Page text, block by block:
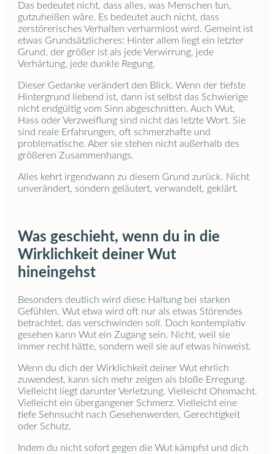
Das bedeutet nicht, dass alles, was Menschen tun,
gutzuheißen wäre. Es bedeutet auch nicht, dass
zerstörerisches Verhalten verharmlost wird. Gemeint ist
etwas Grundsätzlicheres: Hinter allem liegt ein letzter
Grund, der größer ist als jede Verwirrung, jede
Verhärtung, jede dunkle Regung.
Dieser Gedanke verändert den Blick. Wenn der tiefste
Hintergrund liebend ist, dann ist selbst das Schwierige
nicht endgültig vom Sinn abgeschnitten. Auch Wut,
Hass oder Verzweiflung sind nicht das letzte Wort. Sie
sind reale Erfahrungen, oft schmerzhafte und
problematische. Aber sie stehen nicht außerhalb des
größeren Zusammenhangs.
Alles kehrt irgendwann zu diesem Grund zurück. Nicht
unverändert, sondern geläutert, verwandelt, geklärt.
Was geschieht, wenn du in die
Wirklichkeit deiner Wut
hineingehst
Besonders deutlich wird diese Haltung bei starken
Gefühlen. Wut etwa wird oft nur als etwas Störendes
betrachtet, das verschwinden soll. Doch kontemplativ
gesehen kann Wut ein Zugang sein. Nicht, weil sie
immer recht hätte, sondern weil sie auf etwas hinweist.
Wenn du dich der Wirklichkeit deiner Wut ehrlich
zuwendest, kann sich mehr zeigen als bloße Erregung.
Vielleicht liegt darunter Verletzung. Vielleicht Ohnmacht.
Vielleicht ein übergangener Schmerz. Vielleicht eine
tiefe Sehnsucht nach Gesehenwerden, Gerechtigkeit
oder Schutz.
Indem du nicht sofort gegen die Wut kämpfst und dich